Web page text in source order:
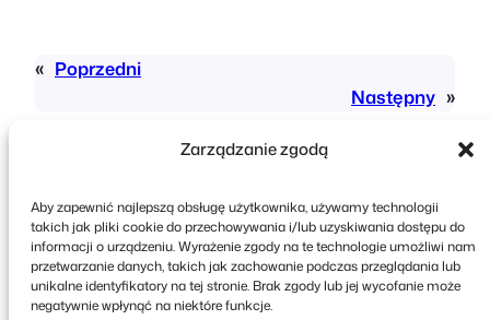
Zarządzanie zgodą
Aby zapewnić najlepszą obsługę użytkownika, używamy technologii
takich jak pliki cookie do przechowywania i/lub uzyskiwania dostępu do
informacji o urządzeniu. Wyrażenie zgody na te technologie umożliwi nam
przetwarzanie danych, takich jak zachowanie podczas przeglądania lub
unikalne identyfikatory na tej stronie. Brak zgody lub jej wycofanie może
negatywnie wpłynąć na niektóre funkcje.
« Poprzedni
Następny »
Copyright © 2026 FooEvents. Wszelkie prawa
zastrzeżone.